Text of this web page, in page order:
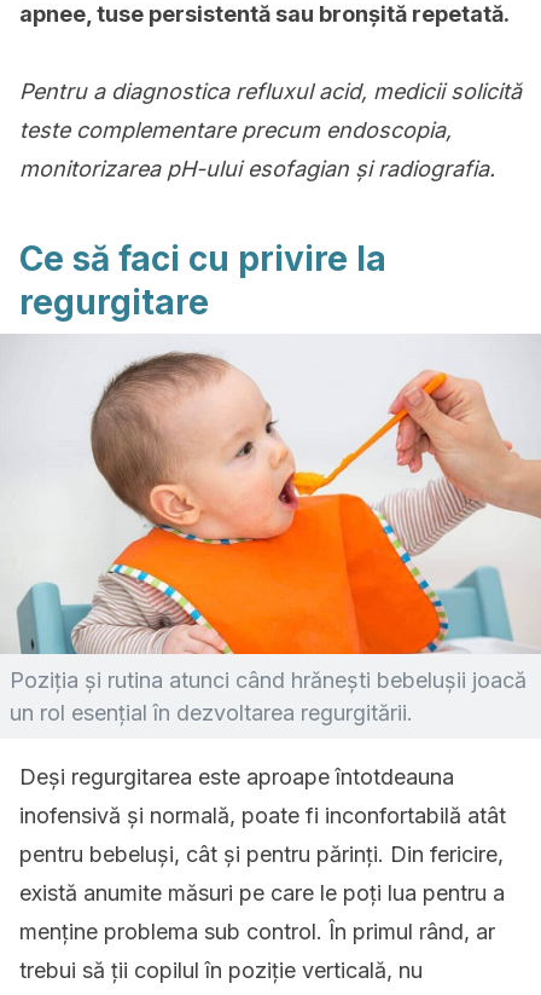
apnee, tuse persistentă sau bronșită repetată.
Pentru a diagnostica refluxul acid, medicii solicită
teste complementare precum endoscopia,
monitorizarea pH-ului esofagian și radiografia.
Ce să faci cu privire la
regurgitare
Poziția și rutina atunci când hrănești bebelușii joacă
un rol esențial în dezvoltarea regurgitării.
Deși regurgitarea este aproape întotdeauna
inofensivă și normală, poate fi inconfortabilă atât
pentru bebeluși, cât și pentru părinți. Din fericire,
există anumite măsuri pe care le poți lua pentru a
menține problema sub control. În primul rând, ar
trebui să ții copilul în poziție verticală, nu